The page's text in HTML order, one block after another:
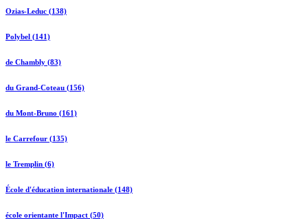
Ozias-Leduc (138)
Polybel (141)
de Chambly (83)
du Grand-Coteau (156)
du Mont-Bruno (161)
le Carrefour (135)
le Tremplin (6)
École d'éducation internationale (148)
école orientante l'Impact (50)